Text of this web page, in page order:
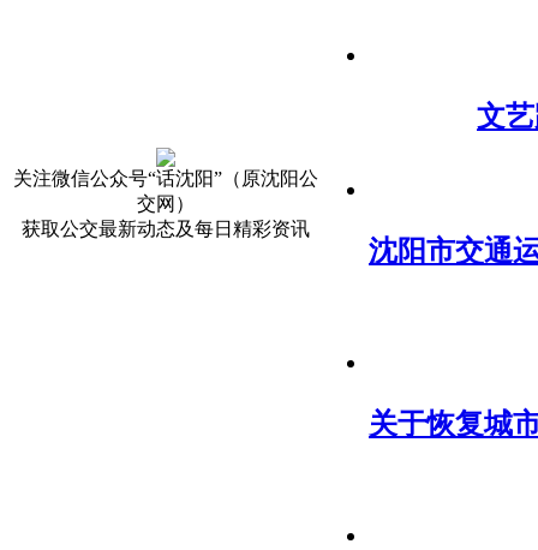
关注微信公众号“话沈阳”（原沈阳公
交网）
获取公交最新动态及每日精彩资讯
文
沈阳市交通
关于恢复城